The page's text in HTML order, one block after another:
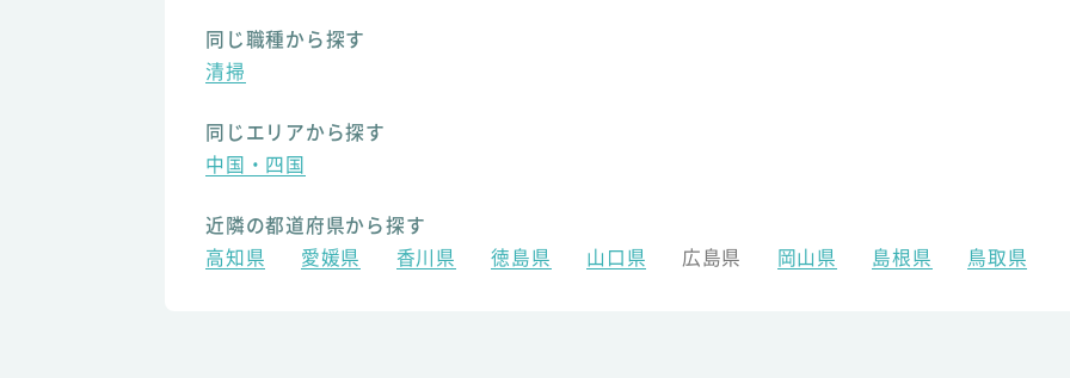
同じ職種から探す
清掃
同じエリアから探す
中国・四国
近隣の都道府県から探す
高知県
愛媛県 香川県 徳島県 山口県 広島県 岡山県 島根県 鳥取県